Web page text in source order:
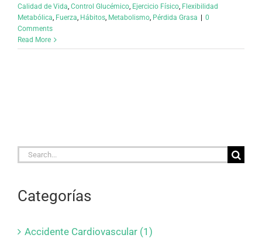
Calidad de Vida, Control Glucémico, Ejercicio Físico, Flexibilidad
Metabólica, Fuerza, Hábitos, Metabolismo, Pérdida Grasa
0
Comments
Read More
Search
Categorías
Accidente Cardiovascular (1)